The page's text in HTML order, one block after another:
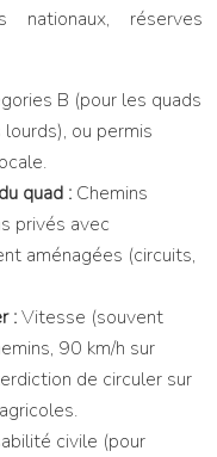
nationaux, réserves
B (pour les quads
ou permis
quad : Chemins
privés avec
aménagées (circuits,
:Vitesse (souvent
90 km/h sur
de circuler sur
civile (pour